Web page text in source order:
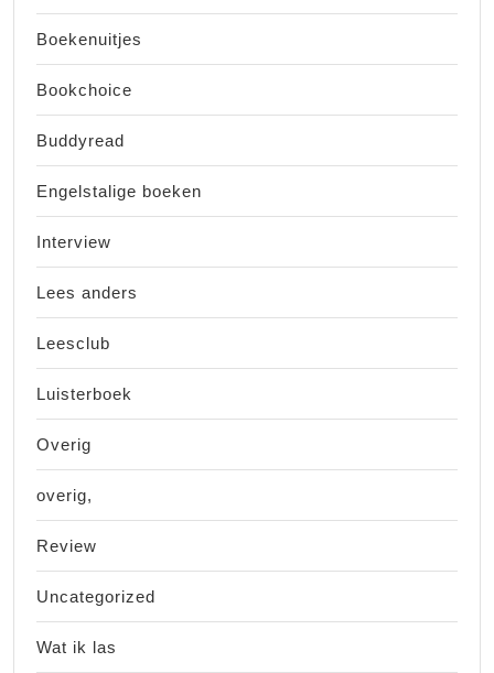
Boekenuitjes
Bookchoice
Buddyread
Engelstalige boeken
Interview
Lees anders
Leesclub
Luisterboek
Overig
overig,
Review
Uncategorized
Wat ik las